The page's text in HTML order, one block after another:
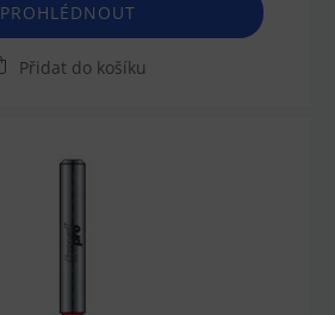
PROHLÉDNOUT
Přidat do košíku